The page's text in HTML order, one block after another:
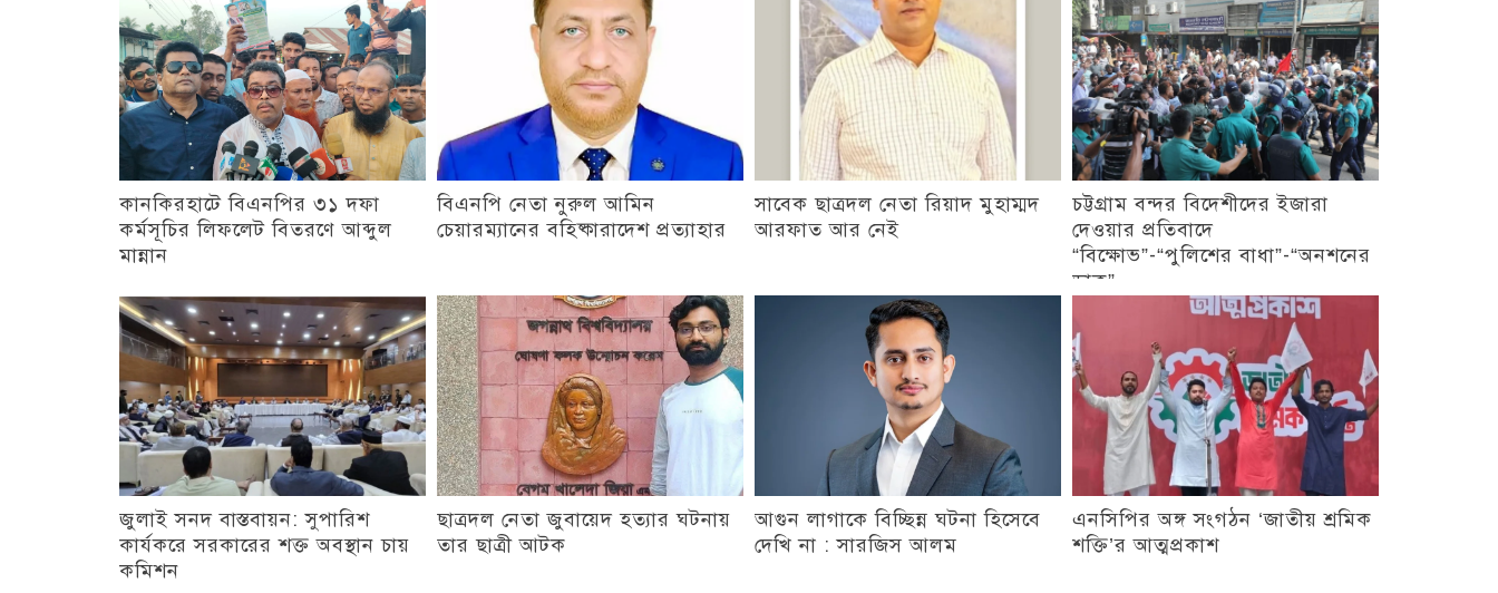
কানকিরহাটে বিএনপির ৩১ দফা
কর্মসূচির লিফলেট বিতরণে আব্দুল
মান্নান
বিএনপি নেতা নুরুল আমিন
চেয়ারম্যানের বহিষ্কারাদেশ প্রত্যাহার
সাবেক ছাত্রদল নেতা রিয়াদ মুহাম্মদ
আরফাত আর নেই
চট্টগ্রাম বন্দর বিদেশীদের ইজারা
দেওয়ার প্রতিবাদে
“বিক্ষোভ”-“পুলিশের বাধা”-“অনশনের
ডাক”
জুলাই সনদ বাস্তবায়ন: সুপারিশ
কার্যকরে সরকারের শক্ত অবস্থান চায়
কমিশন
ছাত্রদল নেতা জুবায়েদ হত্যার ঘটনায়
তার ছাত্রী আটক
আগুন লাগাকে বিচ্ছিন্ন ঘটনা হিসেবে
দেখি না : সারজিস আলম
এনসিপির অঙ্গ সংগঠন ‘জাতীয় শ্রমিক
শক্তি’র আত্মপ্রকাশ